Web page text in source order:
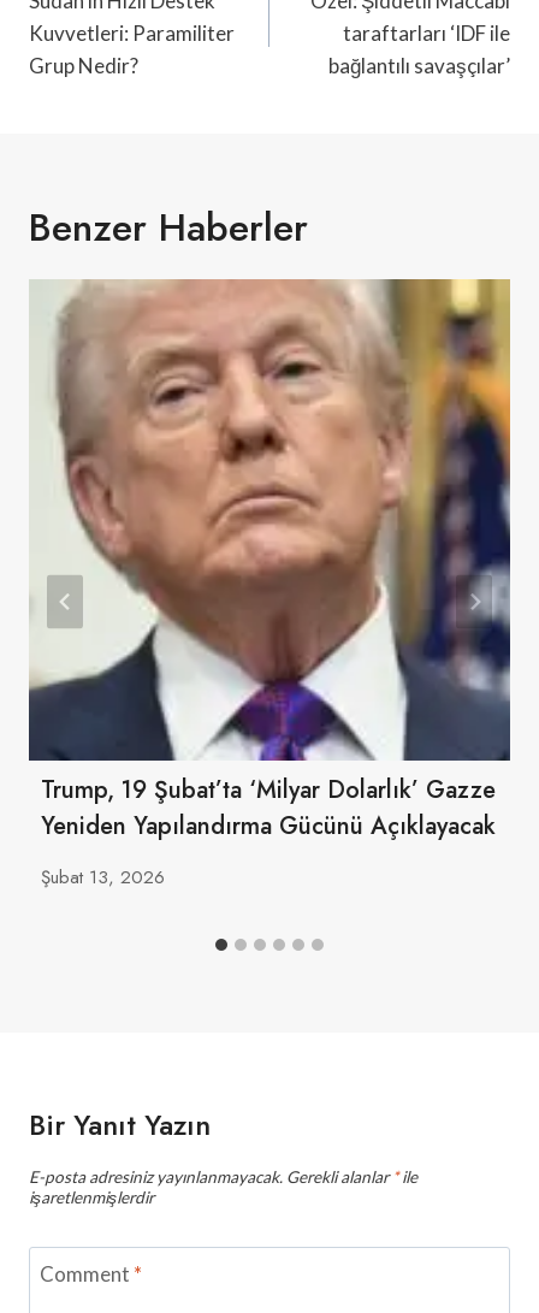
Kuvvetleri: Paramiliter
Grup Nedir?
taraftarları ‘IDF ile
bağlantılı savaşçılar’
Benzer Haberler
Trump, 19 Şubat’ta ‘milyar Dolarlık’ Gazze
Yeniden Yapılandırma Gücünü Açıklayacak
Şubat 13, 2026
Bir Yanıt Yazın
E-posta adresiniz yayınlanmayacak. Gerekli alanlar*ile
işaretlenmişlerdir
Comment *